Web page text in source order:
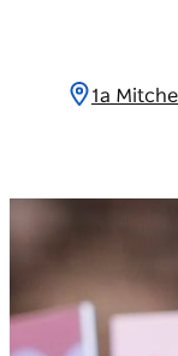
1a